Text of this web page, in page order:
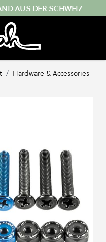
AUS DER SCHWEIZ
/ Hardware & Accessories